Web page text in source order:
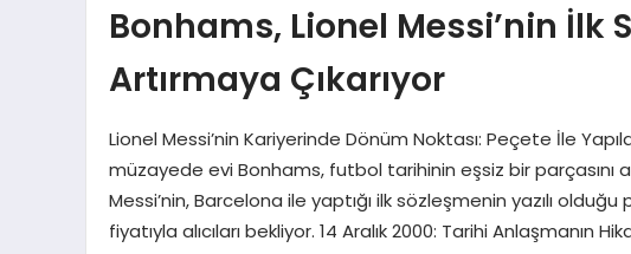
Bonhams, Lionel Messi’nin İlk
Artırmaya Çıkarıyor
Lionel Messi’nin Kariyerinde Dönüm Noktası: Peçete İle
müzayede evi Bonhams, futbol tarihinin eşsiz bir parçasını
Messi’nin, Barcelona ile yaptığı ilk sözleşmenin yazılı
fiyatıyla alıcıları bekliyor. 14 Aralık 2000: Tarihi Anlaşmanın